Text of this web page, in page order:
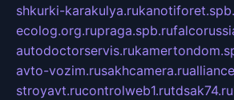
shkurki-karakulya.ru
ecolog.org.rupraga.spb.ru
autodoctorservis.ru
avto-vozim.rusakhcamera.ru
stroyavt.rucontrolweb1.rutdsak74.ru